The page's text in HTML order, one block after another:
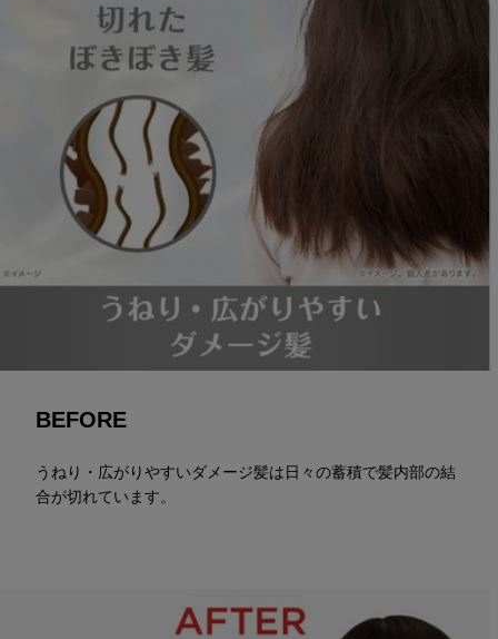
BEFORE
うねり・広がりやすいダメージ髪は日々の蓄積で髪内部の結
合が切れています。